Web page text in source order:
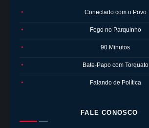
● Conectado com o Povo
● Fogo no Parquinho
● 90 Minutos
● Bate-Papo com Torquato
● Falando de Política
FALE CONOSCO